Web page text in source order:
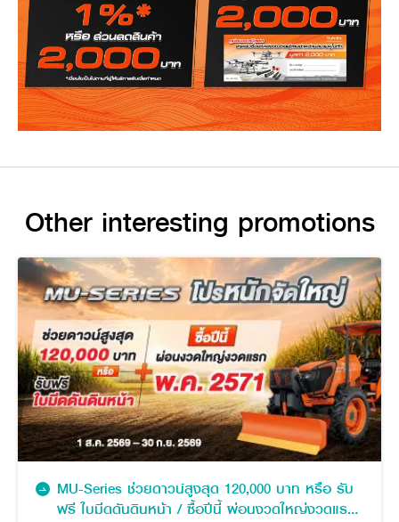
Other interesting promotions
MU-Series ช่วยดาวน์สูงสุด 120,000 บาท หรือ รับ
ฟรี ใบมีดดันดินหน้า / ซื้อปีนี้ ผ่อนงวดใหญ่งวดแรก